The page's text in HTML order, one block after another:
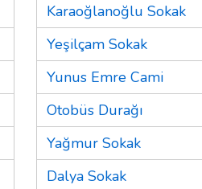
Karaoğlanoğlu Sokak
Yeşilçam Sokak
Yunus Emre Cami
Otobüs Durağı
Yağmur Sokak
Dalya Sokak